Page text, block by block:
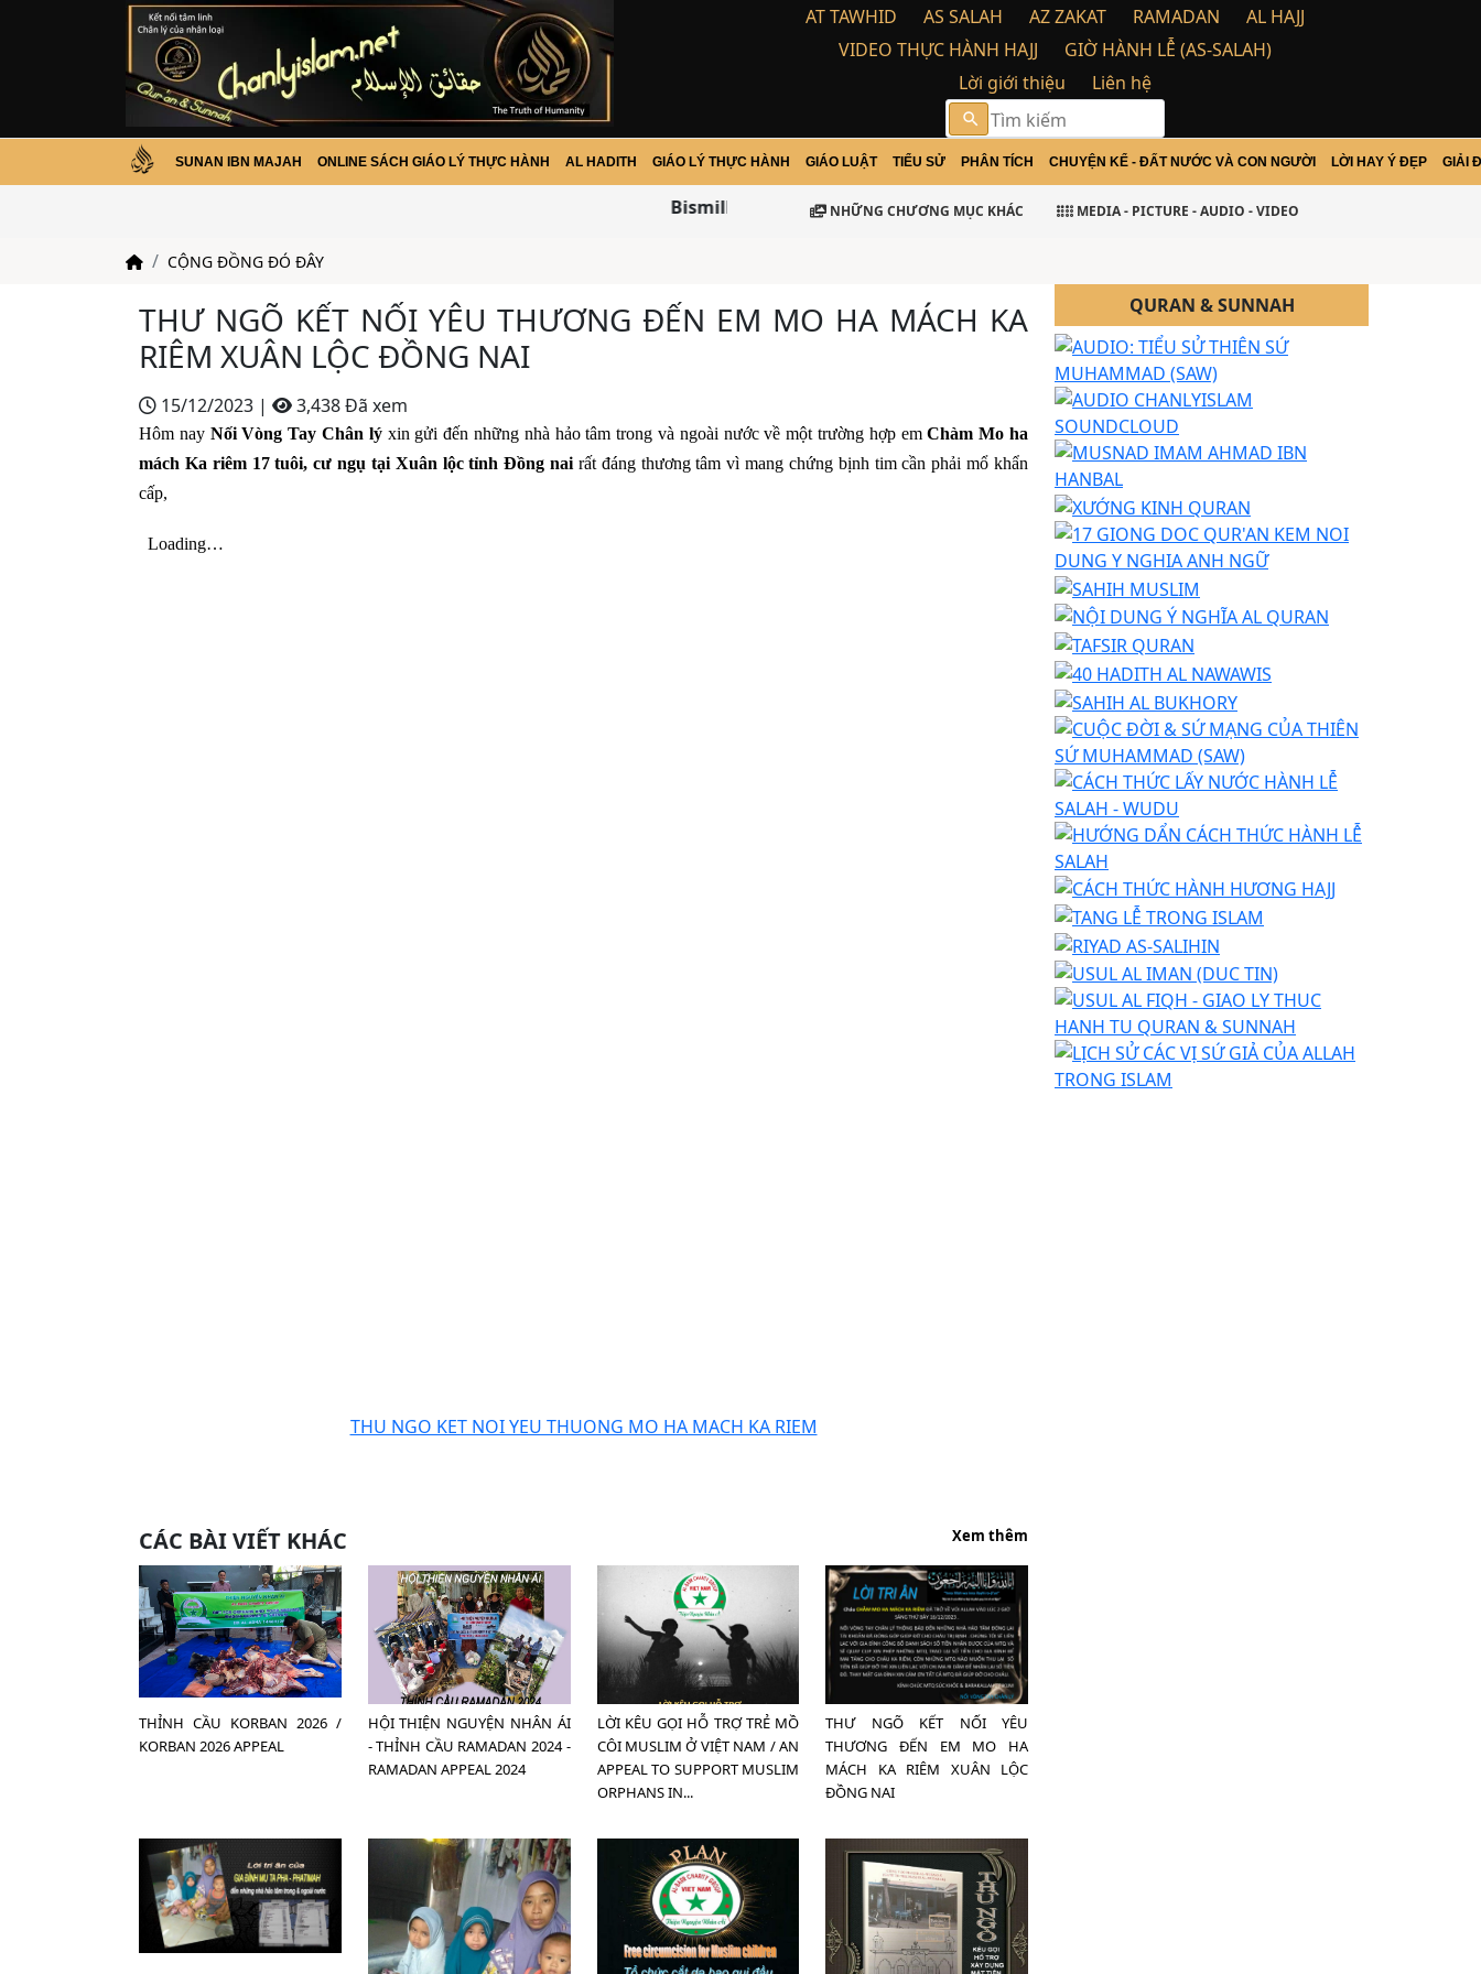
AT TAWHID AS SALAH AZ ZAKAT RAMADAN
AL HAJJ
VIDEO THỰC HÀNH HAJJ
GIỜ HÀNH LỄ (AS-SALAH)
Lời giới thiệu
Liên hệ
search
SUNAN IBN MAJAH ONLINE SÁCH GIÁO LÝ THỰC HÀNH AL HADITH GIÁO LÝ THỰC HÀNH GIÁO LUẬT TIỂU SỬ PHÂN TÍCH CHUYỆN KỂ - ĐẤT NƯỚC VÀ CON NGƯỜI LỜI HAY Ý ĐẸP GIẢI
Bismillah-ir Rohman-ir Rohim / Assalamu Alaikum Warohma tulloh wabarakatu
NHỮNG CHƯƠNG MỤC KHÁC MEDIA - PICTURE - AUDIO - VIDEO
CỘNG ĐỒNG ĐÓ ĐÂY
THƯ NGÕ KẾT NỐI YÊU THƯƠNG ĐẾN EM MO HA MÁCH KA
RIÊM XUÂN LỘC ĐỒNG NAI
15/12/2023 | 3,438 Đã xem
Hôm nay Nối Vòng Tay Chân lýxin gửi đến những nhà hảo tâm trong và ngoài nước về một trường hợp emChàm Mo ha
mách Ka riêm 17 tuôi, cư ngụ tại Xuân lộc tỉnh Đồng nai rất đáng thương tâm vì mang chứng bịnh tim cần phải mổ khẩn
cấp,
THU NGO KET NOI YEU THUONG MO HA MACH KA RIEM
CÁC BÀI VIẾT KHÁC Xem thêm
THỈNH CẦU KORBAN 2026 /
KORBAN 2026 APPEAL
HỘI THIỆN NGUYỆN NHÂN ÁI
- THỈNH CẦU RAMADAN 2024 -
RAMADAN APPEAL 2024
LỜI KÊU GỌI HỖ TRỢ TRẺ MỒ
CÔI MUSLIM Ở VIỆT NAM / AN
APPEAL TO SUPPORT MUSLIM
ORPHANS IN...
THƯ NGÕ KẾT NỐI YÊU
THƯƠNG ĐẾN EM MO HA
MÁCH KA RIÊM XUÂN LỘC
ĐỒNG NAI
QURAN & SUNNAH